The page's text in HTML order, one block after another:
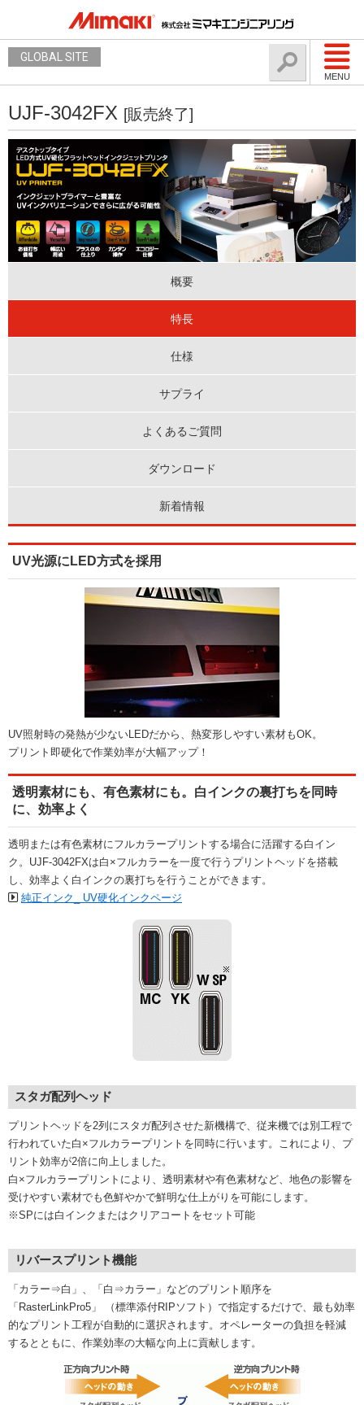
MENU
GLOBAL SITE
UJF-3042FX [販売終了]
概要
特長
仕様
サプライ
よくあるご質問
ダウンロード
新着情報
UV光源にLED方式を採用
UV照射時の発熱が少ないLEDだから、熱変形しやすい素材もOK。
プリント即硬化で作業効率が大幅アップ！
透明素材にも、有色素材にも。白インクの裏打ちを同時
に、効率よく
透明または有色素材にフルカラープリントする場合に活躍する白イン
ク。UJF-3042FXは白×フルカラーを一度で行うプリントヘッドを搭載
し、効率よく白インクの裏打ちを行うことができます。
純正インク_ UV硬化インクページ
スタガ配列ヘッド
プリントヘッドを2列にスタガ配列させた新機構で、従来機では別工程で
行われていた白×フルカラープリントを同時に行います。これにより、プ
リント効率が2倍に向上しました。
白×フルカラープリントにより、透明素材や有色素材など、地色の影響を
受けやすい素材でも色鮮やかで鮮明な仕上がりを可能にします。
※SPには白インクまたはクリアコートをセット可能
リバースプリント機能
「カラー⇒白」、「白⇒カラー」などのプリント順序を
「RasterLinkPro5」 （標準添付RIPソフト）で指定するだけで、最も効率
的なプリント工程が自動的に選択されます。オペレーターの負担を軽減
するとともに、作業効率の大幅な向上に貢献します。